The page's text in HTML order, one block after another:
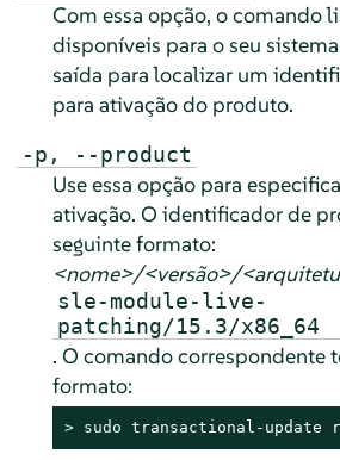
Com essa opção, o comando
disponíveis para o seu
saída para localizar um
para ativação do produto.
-p, --product
Use essa opção para
ativação. O identificador de
seguinte formato:
<nome>/<versão>/
sle-module-live-
patching/15.3/x86_64
. O comando correspondente
formato:
> sudo transactional-update